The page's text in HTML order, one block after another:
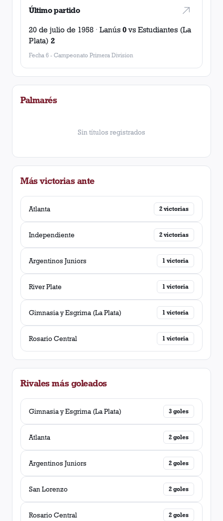
Último partido
20 de julio de 1958 · Lanús 0vs Estudiantes (La
Plata) 2
Fecha 6 - Campeonato Primera Division
Palmarés
Sin títulos registrados
Más victorias ante
Atlanta 2 victorias
Independiente 2 victorias
Argentinos Juniors 1 victoria
River Plate 1 victoria
Gimnasia y Esgrima (La Plata) 1 victoria
Rosario Central 1 victoria
Rivales más goleados
Gimnasia y Esgrima (La Plata) 3 goles
Atlanta 2 goles
Argentinos Juniors 2 goles
San Lorenzo 2 goles
Rosario Central 2 goles